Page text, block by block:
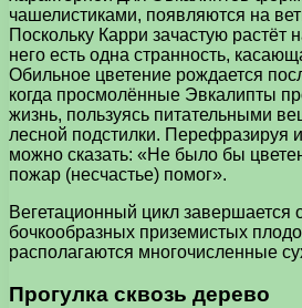
чашелистиками, появляются на
Поскольку Карри зачастую растёт
него есть одна странность,
Обильное цветение рождается
когда просмолённые Эвкалипты
жизнь, пользуясь питательными
лесной подстилки. Перефразируя
можно сказать: «Не было бы
пожар (несчастье) помог».
Вегетационный цикл завершается
бочкообразных приземистых
располагаются многочисленные
Прогулка сквозь дерево